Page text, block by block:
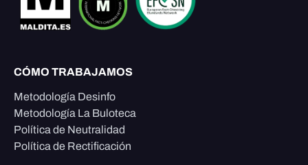
CÓMO TRABAJAMOS
Metodología Desinfo
Metodología La Buloteca
Política de Neutralidad
Política de Rectificación